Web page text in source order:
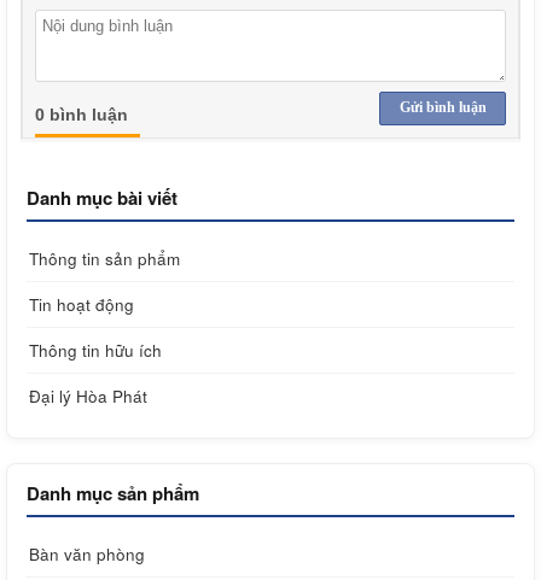
Gửi bình luận
0 bình luận
Danh mục bài viết
Thông tin sản phẩm
Tin hoạt động
Thông tin hữu ích
Đại lý Hòa Phát
Danh mục sản phẩm
Bàn văn phòng